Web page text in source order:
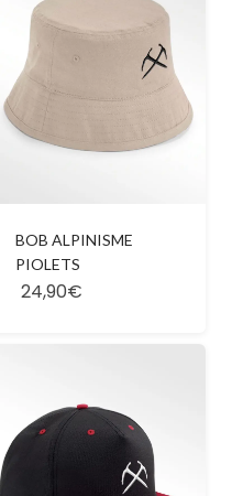
BOB ALPINISME
PIOLETS
24,90€